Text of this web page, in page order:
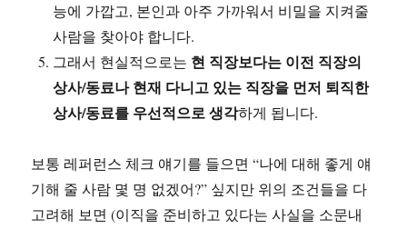
능에 가깝고, 본인과 아주 가까워서 비밀을 지켜줄
사람을 찾아야 합니다.
그래서 현실적으로는 현 직장보다는 이전 직장의
상사/동료나 현재 다니고 있는 직장을 먼저 퇴직한
상사/동료를 우선적으로 생각하게 됩니다.
보통 레퍼런스 체크 얘기를 들으면 “나에 대해 좋게 얘
기해 줄 사람 몇 명 없겠어?” 싶지만 위의 조건들을 다
고려해 보면 (이직을 준비하고 있다는 사실을 소문내